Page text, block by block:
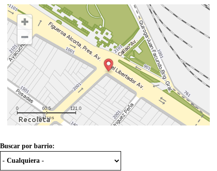
metros
0 60.5 121.0
Buscar por barrio: